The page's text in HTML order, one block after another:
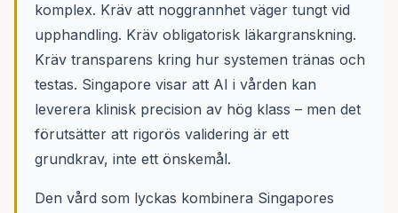
komplex. Kräv att noggrannhet väger tungt vid
upphandling. Kräv obligatorisk läkargranskning.
Kräv transparens kring hur systemen tränas och
testas. Singapore visar att AI i vården kan
leverera klinisk precision av hög klass – men det
förutsätter att rigorös validering är ett
grundkrav, inte ett önskemål.
Den vård som lyckas kombinera Singapores